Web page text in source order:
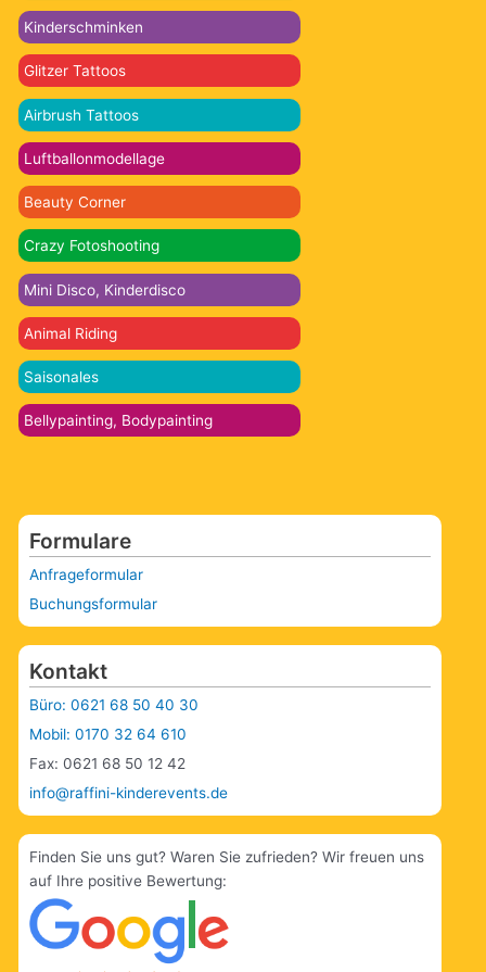
Kinderschminken
Glitzer Tattoos
Airbrush Tattoos
Luftballonmodellage
Beauty Corner
Crazy Fotoshooting
Mini Disco, Kinderdisco
Animal Riding
Saisonales
Bellypainting, Bodypainting
Formulare
Anfrageformular
Buchungsformular
Kontakt
Büro: 0621 68 50 40 30
Mobil: 0170 32 64 610
Fax: 0621 68 50 12 42
info@raffini-kinderevents.de
Finden Sie uns gut? Waren Sie zufrieden? Wir freuen uns
auf Ihre positive Bewertung: